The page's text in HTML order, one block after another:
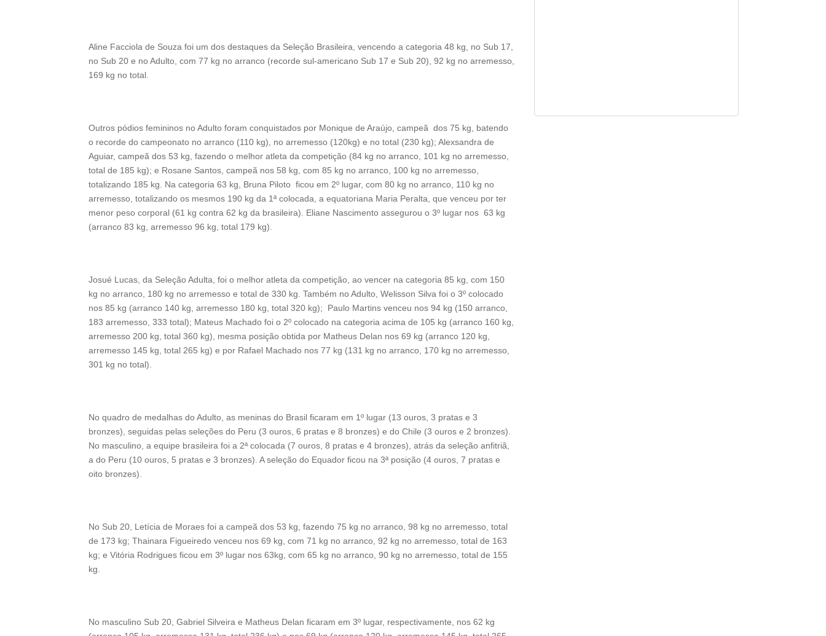
Aline Facciola de Souza foi um dos destaques da Seleção Brasileira, vencendo a categoria 48 kg, no Sub 17,
no Sub 20 e no Adulto, com 77 kg no arranco (recorde sul-americano Sub 17 e Sub 20), 92 kg no arremesso,
169 kg no total.
Outros pódios femininos no Adulto foram conquistados por Monique de Araújo, campeã dos 75 kg, batendo
o recorde do campeonato no arranco (110 kg), no arremesso (120kg) e no total (230 kg); Alexsandra de
Aguiar, campeã dos 53 kg, fazendo o melhor atleta da competição (84 kg no arranco, 101 kg no arremesso,
total de 185 kg); e Rosane Santos, campeã nos 58 kg, com 85 kg no arranco, 100 kg no arremesso,
totalizando 185 kg. Na categoria 63 kg, Bruna Piloto ficou em 2º lugar, com 80 kg no arranco, 110 kg no
arremesso, totalizando os mesmos 190 kg da 1ª colocada, a equatoriana Maria Peralta, que venceu por ter
menor peso corporal (61 kg contra 62 kg da brasileira). Eliane Nascimento assegurou o 3º lugar nos 63 kg
(arranco 83 kg, arremesso 96 kg, total 179 kg).
Josué Lucas, da Seleção Adulta, foi o melhor atleta da competição, ao vencer na categoria 85 kg, com 150
kg no arranco, 180 kg no arremesso e total de 330 kg. Também no Adulto, Welisson Silva foi o 3º colocado
nos 85 kg (arranco 140 kg, arremesso 180 kg, total 320 kg); Paulo Martins venceu nos 94 kg (150 arranco,
183 arremesso, 333 total); Mateus Machado foi o 2º colocado na categoria acima de 105 kg (arranco 160 kg,
arremesso 200 kg, total 360 kg), mesma posição obtida por Matheus Delan nos 69 kg (arranco 120 kg,
arremesso 145 kg, total 265 kg) e por Rafael Machado nos 77 kg (131 kg no arranco, 170 kg no arremesso,
301 kg no total).
No quadro de medalhas do Adulto, as meninas do Brasil ficaram em 1º lugar (13 ouros, 3 pratas e 3
bronzes), seguidas pelas seleções do Peru (3 ouros, 6 pratas e 8 bronzes) e do Chile (3 ouros e 2 bronzes).
No masculino, a equipe brasileira foi a 2ª colocada (7 ouros, 8 pratas e 4 bronzes), atrás da seleção anfitriã,
a do Peru (10 ouros, 5 pratas e 3 bronzes). A seleção do Equador ficou na 3ª posição (4 ouros, 7 pratas e
oito bronzes).
No Sub 20, Letícia de Moraes foi a campeã dos 53 kg, fazendo 75 kg no arranco, 98 kg no arremesso, total
de 173 kg; Thainara Figueiredo venceu nos 69 kg, com 71 kg no arranco, 92 kg no arremesso, total de 163
kg; e Vitória Rodrigues ficou em 3º lugar nos 63kg, com 65 kg no arranco, 90 kg no arremesso, total de 155
kg.
No masculino Sub 20, Gabriel Silveira e Matheus Delan ficaram em 3º lugar, respectivamente, nos 62 kg